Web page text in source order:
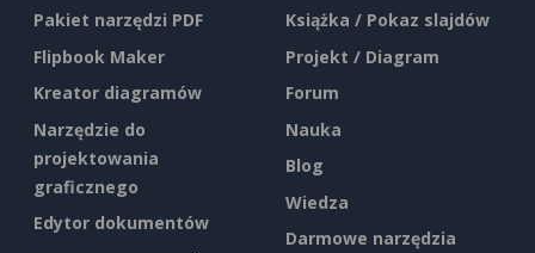
Pakiet narzędzi PDF
Flipbook Maker
Kreator diagramów
Narzędzie do
projektowania
graficznego
Edytor dokumentów
Książka / Pokaz slajdów
Projekt / Diagram
Forum
Nauka
Blog
Wiedza
Darmowe narzędzia